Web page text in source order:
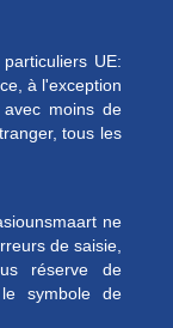
UE:
à l'exception
moins de
tous les
ne
de saisie,
réserve de
symbole de